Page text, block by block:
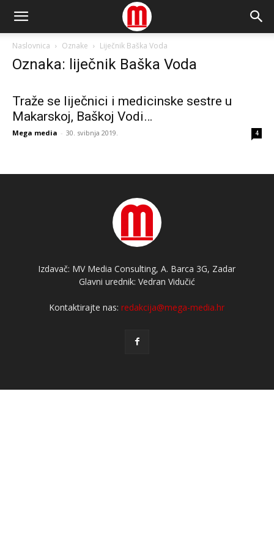
Naslovnica Oznake Liječnik Baška Voda
Oznaka: liječnik Baška Voda
Traže se liječnici i medicinske sestre u
Makarskoj, Baškoj Vodi…
Mega media - 30. svibnja 2019. 4
Izdavač: MV Media Consulting, A. Barca 3G, Zadar
Glavni urednik: Vedran Vidučić
Kontaktirajte nas:redakcija@mega-media.hr